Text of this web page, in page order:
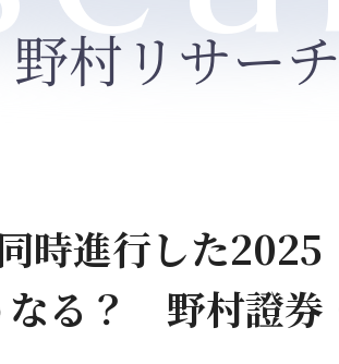
野村リサーチ
時進行した2025
る？ 野村證券